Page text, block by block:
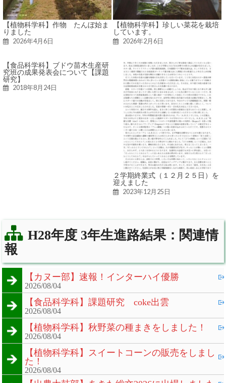
【植物科学科】作物 たんぼ始ま
りました
2026年4月6日
【植物科学科】珍しい菜花を栽培
しています。
2026年2月6日
【食品科学科】ブドウ苗木生産研
究班の成果発表会について【課題
研究】
2018年8月24日
２学期終業式（１２月２５日）を
迎えました
2023年12月25日
H28年度 3年生進路結果：関連情
報
【カヌー部】速報！インターハイ優勝
2026/08/04
【食品科学科】課題研究 coke出雲
2026/08/04
【植物科学科】秋野菜の種まきをしました！
2026/08/04
【植物科学科】スイートコーンの販売をしまし
た！
2026/08/04